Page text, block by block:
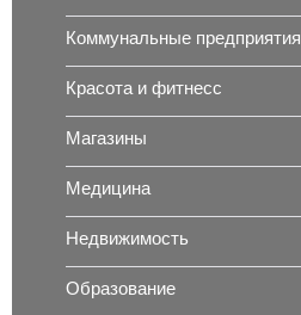
Коммунальные предприятия
Красота и фитнесс
Магазины
Медицина
Недвижимость
Образование